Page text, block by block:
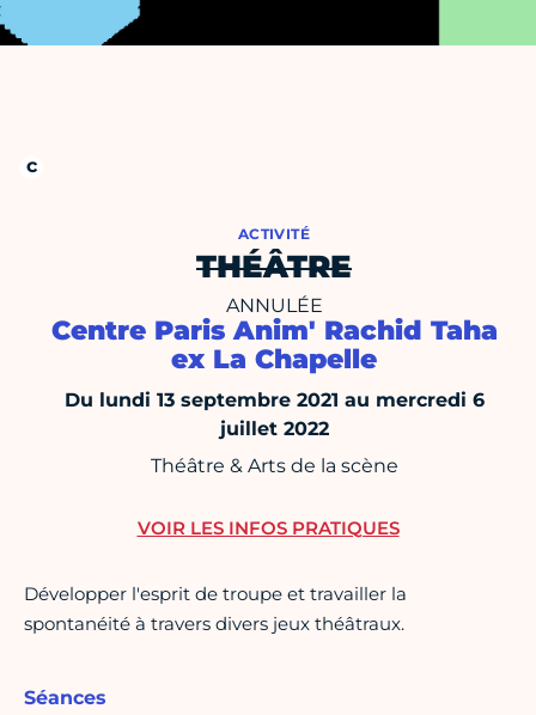
ACTIVITÉ
THÉÂTRE
ANNULÉE
Centre Paris Anim' Rachid Taha
ex La Chapelle
Du lundi 13 septembre 2021 au mercredi 6
juillet 2022
Théâtre & Arts de la scène
Développer l'esprit de troupe et travailler la
spontanéité à travers divers jeux théâtraux.
Séances
VOIR LES INFOS PRATIQUES